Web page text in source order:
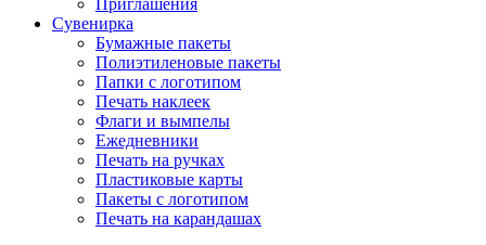
Приглашения
Сувенирка
Бумажные пакеты
Полиэтиленовые пакеты
Папки с логотипом
Печать наклеек
Флаги и вымпелы
Ежедневники
Печать на ручках
Пластиковые карты
Пакеты с логотипом
Печать на карандашах